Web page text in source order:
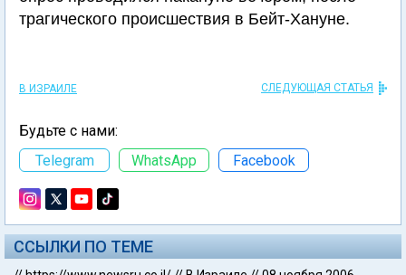
трагического происшествия в Бейт-Хануне.
В ИЗРАИЛЕ СЛЕДУЮЩАЯ СТАТЬЯ
Будьте с нами:
Telegram
WhatsApp Facebook
ССЫЛКИ ПО ТЕМЕ